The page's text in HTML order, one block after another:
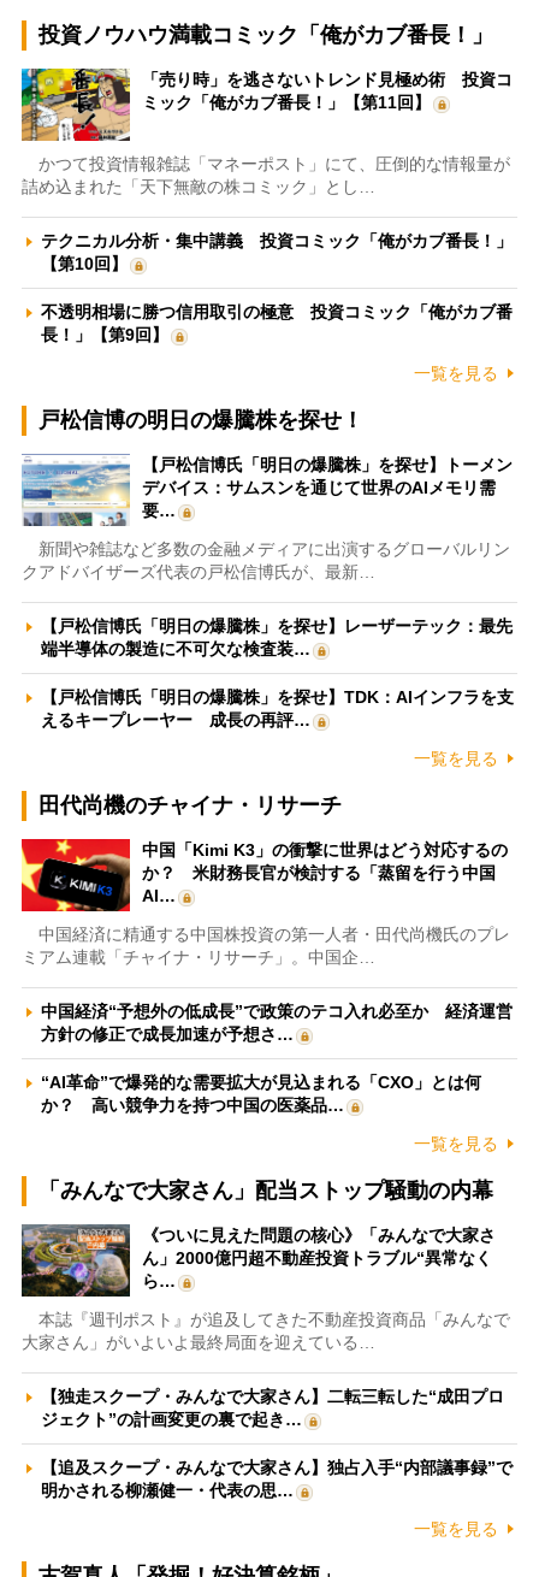
投資ノウハウ満載コミック「俺がカブ番長！」
「売り時」を逃さないトレンド見極め術 投資コ
ミック「俺がカブ番長！」【第11回】
かつて投資情報雑誌「マネーポスト」にて、圧倒的な情報量が
詰め込まれた「天下無敵の株コミック」とし…
テクニカル分析・集中講義 投資コミック「俺がカブ番長！」
【第10回】
不透明相場に勝つ信用取引の極意 投資コミック「俺がカブ番
長！」【第9回】
一覧を見る
戸松信博の明日の爆騰株を探せ！
【戸松信博氏「明日の爆騰株」を探せ】トーメン
デバイス：サムスンを通じて世界のAIメモリ需
要…
新聞や雑誌など多数の金融メディアに出演するグローバルリン
クアドバイザーズ代表の戸松信博氏が、最新…
【戸松信博氏「明日の爆騰株」を探せ】レーザーテック：最先
端半導体の製造に不可欠な検査装…
【戸松信博氏「明日の爆騰株」を探せ】TDK：AIインフラを支
えるキープレーヤー 成長の再評…
一覧を見る
田代尚機のチャイナ・リサーチ
中国「Kimi K3」の衝撃に世界はどう対応するの
か？ 米財務長官が検討する「蒸留を行う中国
AI…
中国経済に精通する中国株投資の第一人者・田代尚機氏のプレ
ミアム連載「チャイナ・リサーチ」。中国企…
中国経済“予想外の低成長”で政策のテコ入れ必至か 経済運営
方針の修正で成長加速が予想さ…
“AI革命”で爆発的な需要拡大が見込まれる「CXO」とは何
か？ 高い競争力を持つ中国の医薬品…
一覧を見る
「みんなで大家さん」配当ストップ騒動の内幕
《ついに見えた問題の核心》「みんなで大家さ
ん」2000億円超不動産投資トラブル“異常なく
ら…
本誌『週刊ポスト』が追及してきた不動産投資商品「みんなで
大家さん」がいよいよ最終局面を迎えている…
【独走スクープ・みんなで大家さん】二転三転した“成田プロ
ジェクト”の計画変更の裏で起き…
【追及スクープ・みんなで大家さん】独占入手“内部議事録”で
明かされる柳瀬健一・代表の思…
一覧を見る